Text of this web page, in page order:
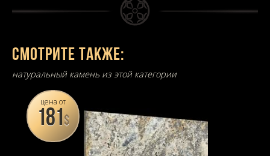
Смотрите также:
натуральный камень из этой категории
цена от
181$